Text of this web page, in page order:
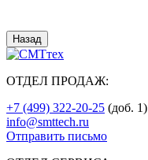
Назад
ОТДЕЛ ПРОДАЖ:
+7 (499) 322-20-25 (доб. 1)
info@smttech.ru
Отправить письмо